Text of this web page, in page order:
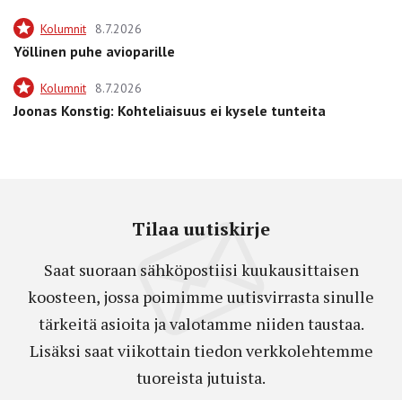
Kolumnit 8.7.2026
Yöllinen puhe avioparille
Kolumnit 8.7.2026
Joonas Konstig: Kohteliaisuus ei kysele tunteita
Tilaa uutiskirje
Saat suoraan sähköpostiisi kuukausittaisen
koosteen, jossa poimimme uutisvirrasta sinulle
tärkeitä asioita ja valotamme niiden taustaa.
Lisäksi saat viikottain tiedon verkkolehtemme
tuoreista jutuista.